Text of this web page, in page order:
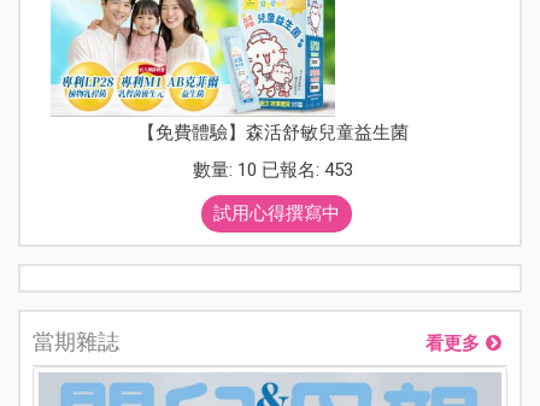
【免費體驗】森活舒敏兒童益生菌
數量: 10 已報名: 453
試用心得撰寫中
當期雜誌 看更多